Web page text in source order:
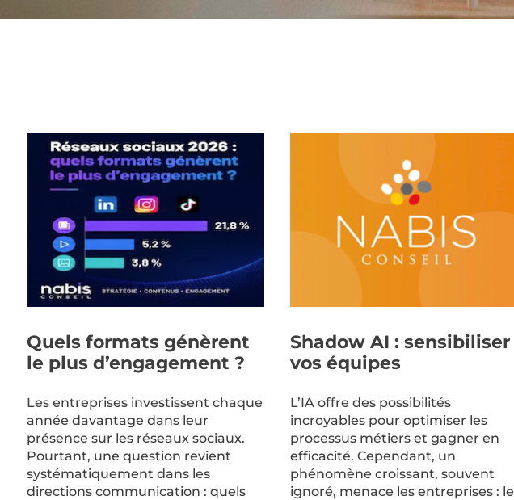
Quels formats génèrent
le plus d’engagement ?
Les entreprises investissent chaque
année davantage dans leur
présence sur les réseaux sociaux.
Pourtant, une question revient
systématiquement dans les
directions communication : quels
Shadow AI : sensibiliser
vos équipes
L’IA offre des possibilités
incroyables pour optimiser les
processus métiers et gagner en
efficacité. Cependant, un
phénomène croissant, souvent
ignoré, menace les entreprises : le